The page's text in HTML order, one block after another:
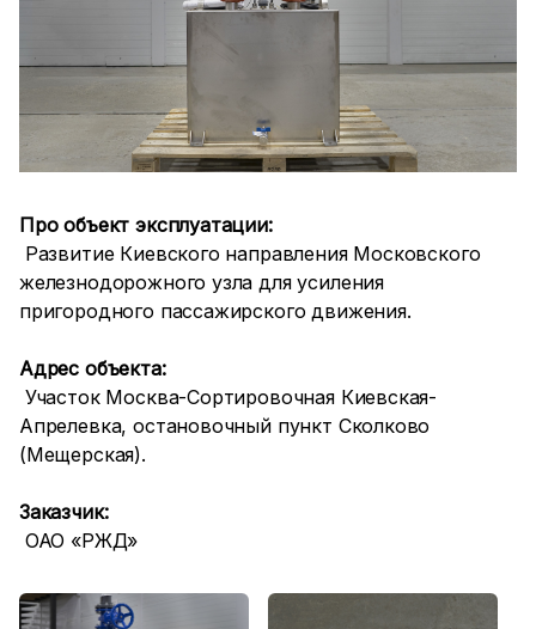
Про объект эксплуатации:
Развитие Киевского направления Московского
железнодорожного узла для усиления
пригородного пассажирского движения.
Адрес объекта:
Участок Москва-Сортировочная Киевская-
Апрелевка, остановочный пункт Сколково
(Мещерская).
Заказчик:
ОАО «РЖД»